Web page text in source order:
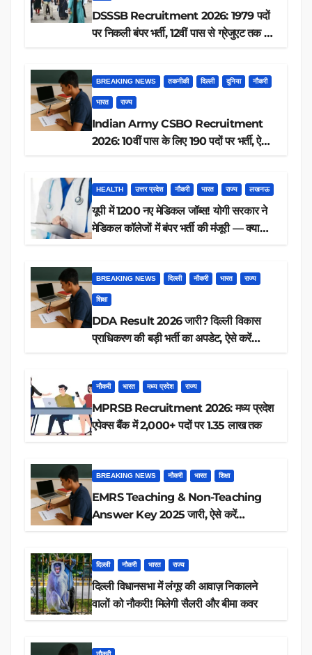
DSSSB Recruitment 2026: 1979 पदों
पर निकली बंपर भर्ती, 12वीं पास से ग्रेजुएट तक करें
BREAKING NEWS तकनीकी दिल्ली दुनिया नौकरी
भारत राज्य
Indian Army CSBO Recruitment
2026: 10वीं पास के लिए 190 पदों पर भर्ती, ऐसे
HEALTH उत्तर प्रदेश नौकरी भारत राज्य लखनऊ
यूपी में 1200 नए मेडिकल जॉब्स! योगी सरकार ने
मेडिकल कॉलेजों में बंपर भर्ती की मंजूरी — क्या
BREAKING NEWS दिल्ली नौकरी भारत राज्य
शिक्षा
DDA Result 2026 जारी? दिल्ली विकास
प्राधिकरण की बड़ी भर्ती का अपडेट, ऐसे करें
नौकरी भारत मध्य प्रदेश राज्य
MPRSB Recruitment 2026: मध्य प्रदेश
एपेक्स बैंक में 2,000+ पदों पर 1.35 लाख तक
BREAKING NEWS नौकरी भारत शिक्षा
EMRS Teaching & Non-Teaching
Answer Key 2025 जारी, ऐसे करें
दिल्ली नौकरी भारत राज्य
दिल्ली विधानसभा में लंगूर की आवाज़ निकालने
वालों को नौकरी! मिलेगी सैलरी और बीमा कवर